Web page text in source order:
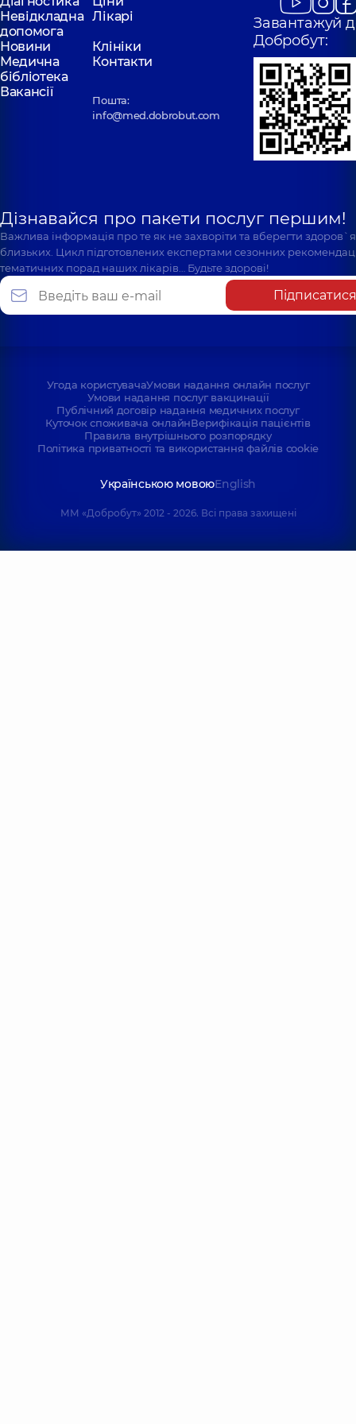
Невідкладна
допомога
Лікарі
Новини
Клініки
Медична
бібліотека
Контакти
Вакансії
Пошта:
info@med.dobrobut.com
Завантажуй
Добробут:
Дізнавайся про пакети послуг першим!
Важлива інформація про те як не захворіти та вберегти
близьких. Цикл підготовлених експертами сезонних
тематичних порад наших лікарів… Будьте здорові!
Підписатися
Угода користувачаУмови надання онлайн послуг
Умови надання послуг вакцинації
Публічний договір надання медичних послуг
Куточок споживача онлайнВерифікація пацієнтів
Правила внутрішнього розпорядку
Політика приватності та використання файлів cookie
Українською мовоюEnglish
ММ «Добробут» 2012 - 2026. Всі права захищені